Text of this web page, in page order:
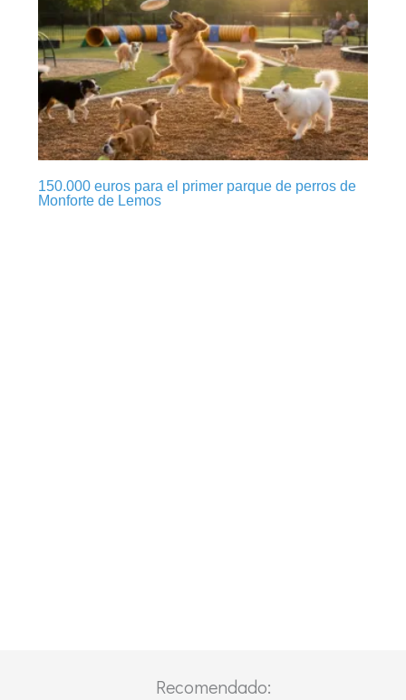
150.000 euros para el primer parque de perros de
Monforte de Lemos
Recomendado: